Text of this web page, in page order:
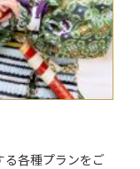
る各種プランをご